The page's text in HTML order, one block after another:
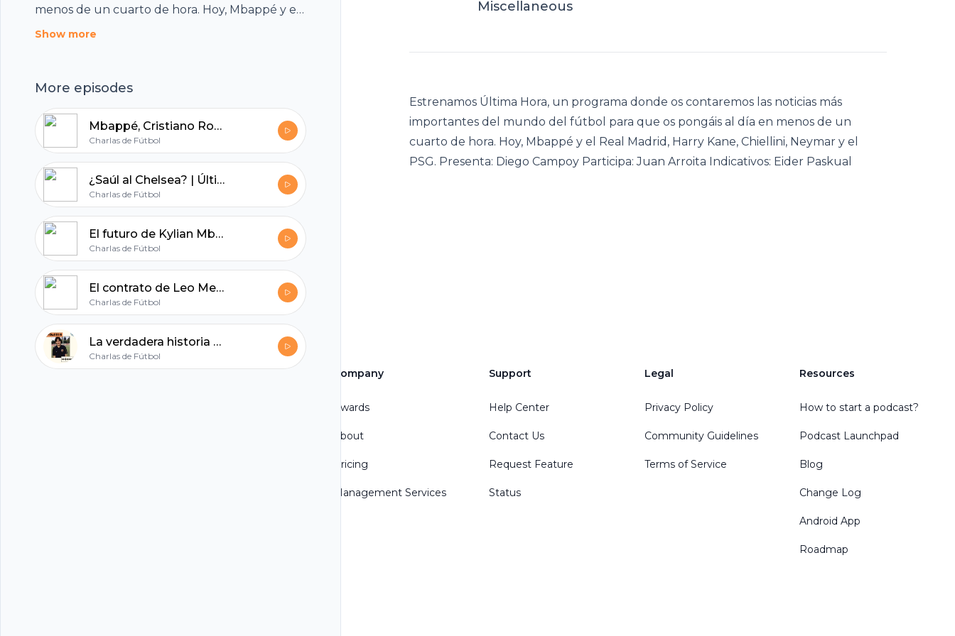
menos de un cuarto de hora. Hoy, Mbappé y el
Real Madrid, Harry Kane, Chiellini, Neymar y el
Show more
More episodes
Mbappé, Cristiano Ronaldo y un mercado de fichajes histórico | Última Hora 1x06
Charlas de Fútbol
¿Saúl al Chelsea? | Última Hora 1x05
Charlas de Fútbol
El futuro de Kylian Mbappé | Última Hora 1x04
Charlas de Fútbol
El contrato de Leo Messi con el PSG | Última Hora 1x03
Charlas de Fútbol
La verdadera historia del fichaje de Leo Messi por el FC Barcelona
Charlas de Fútbol
Miscellaneous
Estrenamos Última Hora, un programa donde os contaremos las noticias más
importantes del mundo del fútbol para que os pongáis al día en menos de un
cuarto de hora. Hoy, Mbappé y el Real Madrid, Harry Kane, Chiellini, Neymar y el
PSG. Presenta: Diego Campoy Participa: Juan Arroita Indicativos: Eider Paskual
hubhopper Company
Awards
About
Pricing
Management Services
Support
Help Center
Contact Us
Request Feature
Status
Legal
Privacy Policy
Community Guidelines
Terms of Service
Resources
How to start a podcast?
Podcast Launchpad
Blog
Change Log
Android App
Roadmap